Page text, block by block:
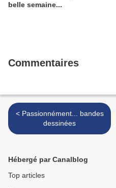
belle semaine...
Commentaires
< Passionnément... bandes
dessinées
Hébergé par Canalblog
Top articles